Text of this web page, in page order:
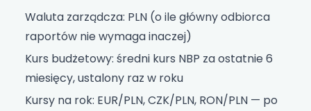
Waluta zarządcza: PLN (o ile główny odbiorca
raportów nie wymaga inaczej)
Kurs budżetowy: średni kurs NBP za ostatnie 6
miesięcy, ustalony raz w roku
Kursy na rok: EUR/PLN, CZK/PLN, RON/PLN — po